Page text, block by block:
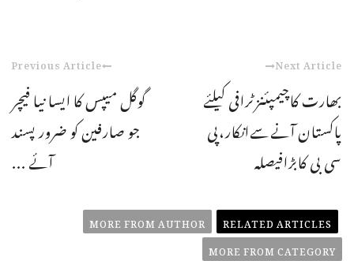
Previous Article
گوگل میپس کا ایسا نیا فیچر
جو صارفین کو ضرور پسند
آئے ...
Next Article
بھارت کاچیمپئنزٹرافی کیلئے
پاکستان آنےسےانکار،پی
سی بی کابڑافیصلہ
RELATED ARTICLES
MORE FROM AUTHOR
MORE FROM CATEGORY